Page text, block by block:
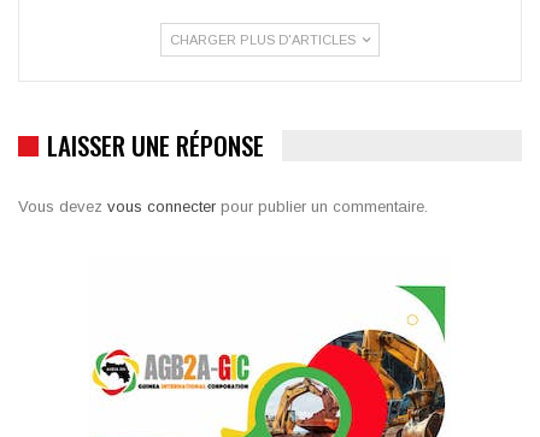
CHARGER PLUS D'ARTICLES
LAISSER UNE RÉPONSE
Vous devez vous connecter pour publier un commentaire.